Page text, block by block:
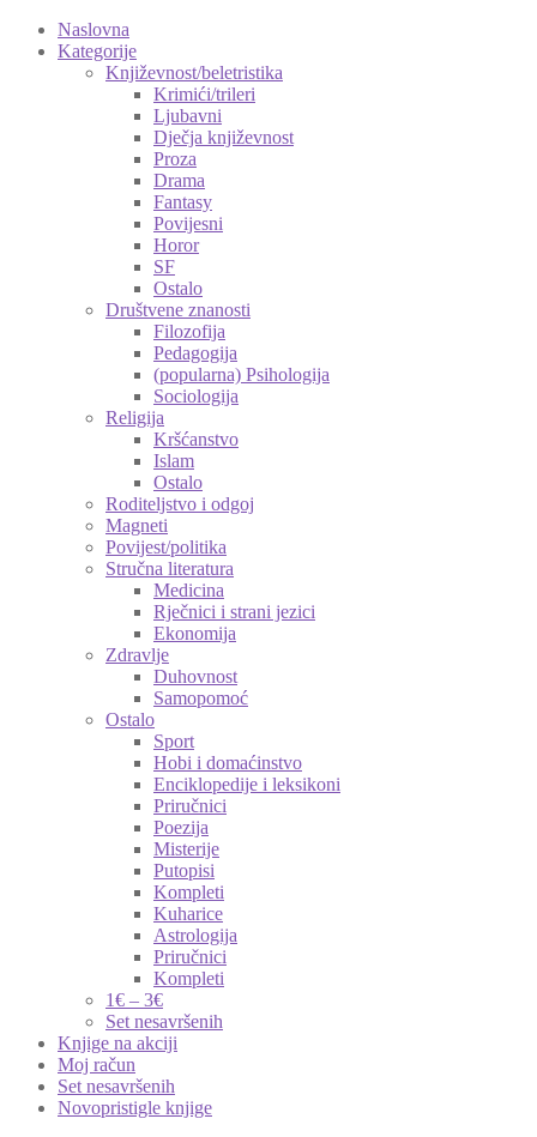
Naslovna
Kategorije
Književnost/beletristika
Krimići/trileri
Ljubavni
Dječja književnost
Proza
Drama
Fantasy
Povijesni
Horor
SF
Ostalo
Društvene znanosti
Filozofija
Pedagogija
(popularna) Psihologija
Sociologija
Religija
Kršćanstvo
Islam
Ostalo
Roditeljstvo i odgoj
Magneti
Povijest/politika
Stručna literatura
Medicina
Rječnici i strani jezici
Ekonomija
Zdravlje
Duhovnost
Samopomoć
Ostalo
Sport
Hobi i domaćinstvo
Enciklopedije i leksikoni
Priručnici
Poezija
Misterije
Putopisi
Kompleti
Kuharice
Astrologija
Priručnici
Kompleti
1€ – 3€
Set nesavršenih
Knjige na akciji
Moj račun
Set nesavršenih
Novopristigle knjige